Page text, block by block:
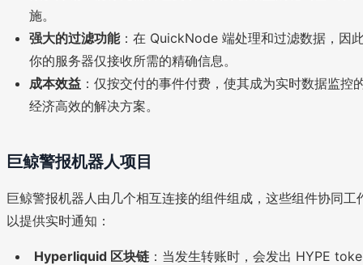
施。
强大的过滤功能：在 QuickNode 端处理和过滤数据，因
你的服务器仅接收所需的精确信息。
成本效益 ：仅按交付的事件付费，使其成为实时数据监控
经济高效的解决方案。
巨鲸警报机器人项目
巨鲸警报机器人由几个相互连接的组件组成，这些组件协同工
以提供实时通知：
Hyperliquid 区块链 ：当发生转账时，会发出 HYPE